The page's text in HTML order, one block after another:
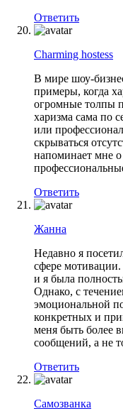
Ответить
Charming hostess
В мире шоу-
примеры, когда
огромные толпы
харизма сама по
или
скрываться
напоминает мне
Ответить
Жанна
Недавно я
сфере
и я была
Однако, с
эмоциональной
конкретных и
меня быть более
сообщений, а не
Ответить
Самозванка